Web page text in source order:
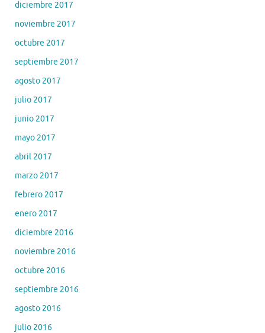
diciembre 2017
noviembre 2017
octubre 2017
septiembre 2017
agosto 2017
julio 2017
junio 2017
mayo 2017
abril 2017
marzo 2017
febrero 2017
enero 2017
diciembre 2016
noviembre 2016
octubre 2016
septiembre 2016
agosto 2016
julio 2016